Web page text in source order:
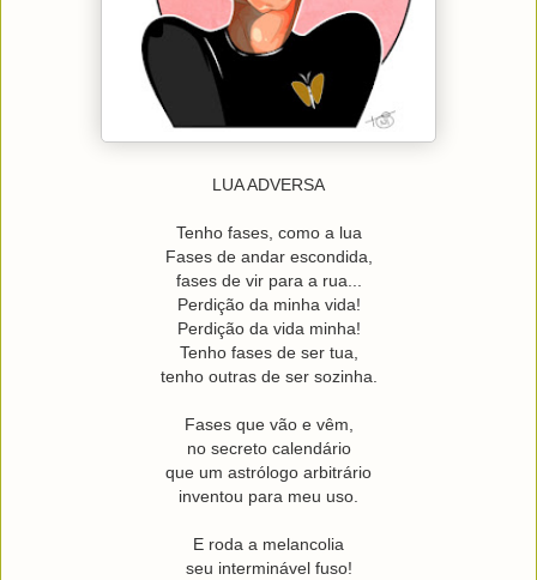
LUA ADVERSA
Tenho fases, como a lua
Fases de andar escondida,
fases de vir para a rua...
Perdição da minha vida!
Perdição da vida minha!
Tenho fases de ser tua,
tenho outras de ser sozinha.
Fases que vão e vêm,
no secreto calendário
que um astrólogo arbitrário
inventou para meu uso.
E roda a melancolia
seu interminável fuso!